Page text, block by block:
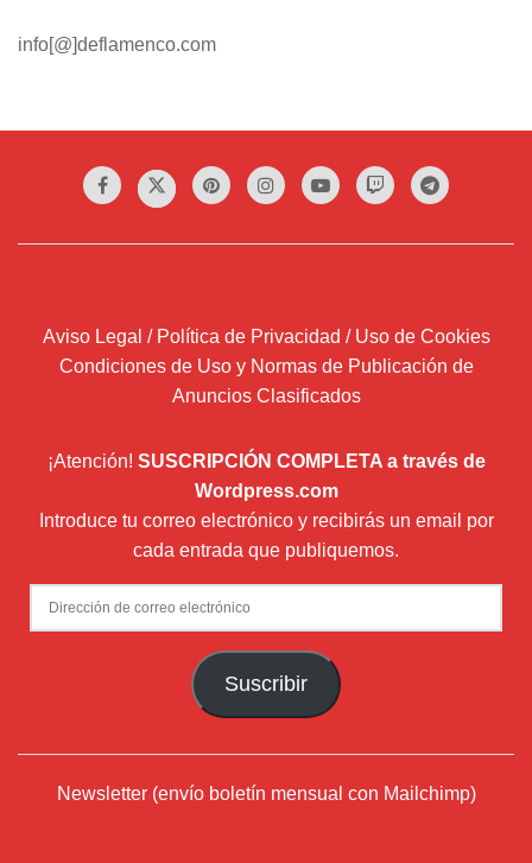
info[@]deflamenco.com
Aviso Legal / Política de Privacidad / Uso de Cookies
Condiciones de Uso y Normas de Publicación de
Anuncios Clasificados
¡Atención! SUSCRIPCIÓN COMPLETA a través de
Wordpress.com
Introduce tu correo electrónico y recibirás un email por
cada entrada que publiquemos.
Dirección
de
Suscribir
Newsletter (envío boletín mensual con Mailchimp)